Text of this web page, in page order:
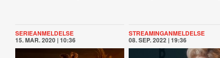
SERIEANMELDELSE
15. MAR. 2020 | 10:36
STREAMINGANMELDELSE
08. SEP. 2022 | 19:36